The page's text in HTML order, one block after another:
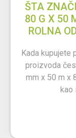
ŠTA
80 G X 50
ROLNA
Kada kupujete
proizvoda
mm x 50 m x
kao